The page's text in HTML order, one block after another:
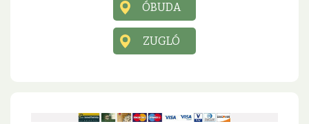
ÓBUDA
ZUGLÓ